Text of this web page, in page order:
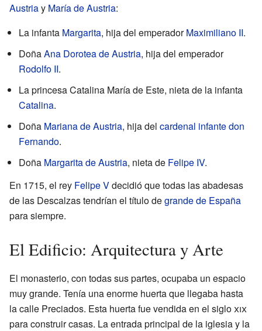
Austriay María de Austria:
La infanta Margarita, hija del emperadorMaximiliano II.
DoñaAna Dorotea de Austria, hija del emperador
Rodolfo II.
La princesa Catalina María de Este, nieta de la infanta
Catalina.
Doña Mariana de Austria, hija del cardenal infante don
Fernando.
Doña Margarita de Austria, nieta de Felipe IV.
En 1715, el rey Felipe Vdecidió que todas las abadesas
de las Descalzas tendrían el título degrande de España
para siempre.
El Edificio: Arquitectura y Arte
El monasterio, con todas sus partes, ocupaba un espacio
muy grande. Tenía una enorme huerta que llegaba hasta
la calle Preciados. Esta huerta fue vendida en el sigloxix
para construir casas. La entrada principal de la iglesia y la